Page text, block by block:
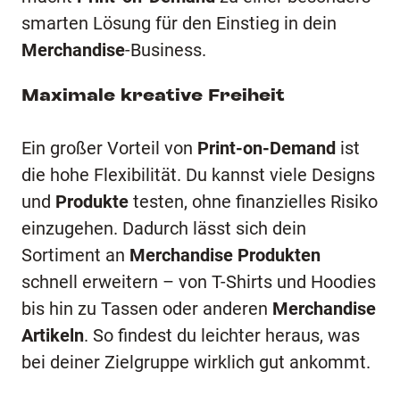
smarten Lösung für den Einstieg in dein
Merchandise-Business.
Maximale kreative Freiheit
Ein großer Vorteil von Print-on-Demand ist
die hohe Flexibilität. Du kannst viele Designs
und Produkte testen, ohne finanzielles Risiko
einzugehen. Dadurch lässt sich dein
Sortiment an Merchandise Produkten
schnell erweitern – von T-Shirts und Hoodies
bis hin zu Tassen oder anderen Merchandise
Artikeln. So findest du leichter heraus, was
bei deiner Zielgruppe wirklich gut ankommt.